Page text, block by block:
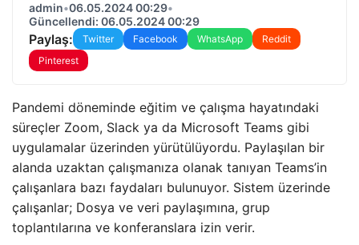
admin•06.05.2024 00:29•
Güncellendi: 06.05.2024 00:29
Paylaş: Twitter Facebook WhatsApp
Reddit
Pinterest
Pandemi döneminde eğitim ve çalışma hayatındaki
süreçler Zoom, Slack ya da Microsoft Teams gibi
uygulamalar üzerinden yürütülüyordu. Paylaşılan bir
alanda uzaktan çalışmanıza olanak tanıyan Teams’in
çalışanlara bazı faydaları bulunuyor. Sistem üzerinde
çalışanlar; Dosya ve veri paylaşımına, grup
toplantılarına ve konferanslara izin verir.